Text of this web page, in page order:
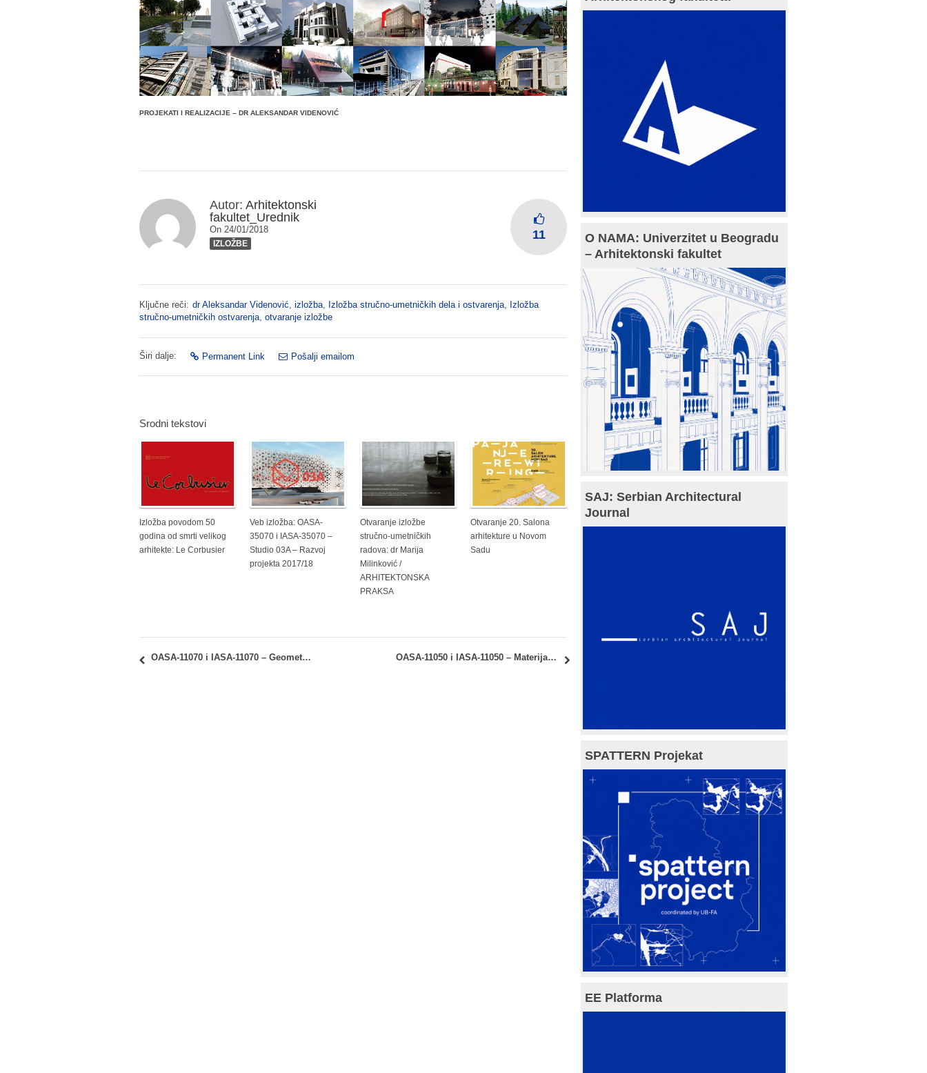
PROJEKATI I REALIZACIJE – DR ALEKSANDAR VIDENOVIĆ
Autor: Arhitektonski
fakultet_Urednik
On 24/01/2018
IZLOŽBE
11
Ključne reči: dr Aleksandar Videnović, izložba, Izložba stručno-umetničkih dela i ostvarenja, Izložba
stručno-umetničkih ostvarenja, otvaranje izložbe
Širi dalje: Permanent Link Pošalji emailom
Srodni tekstovi
Izložba povodom 50
godina od smrti velikog
arhitekte: Le Corbusier
Veb izložba: OASA-
35070 i IASA-35070 –
Studio 03A – Razvoj
projekta 2017/18
Otvaranje izložbe
stručno-umetničkih
radova: dr Marija
Milinković /
ARHITEKTONSKA
PRAKSA
Otvaranje 20. Salona
arhitekture u Novom
Sadu
OASA-11070 i IASA-11070 – Geometrija oblika 1: polaganje naknadnih kolokvijuma OASA-11050 i IASA-11050 – Materijali i fizika zgrada: naknadni kolokvijum i uvid u rezultate predispitnih aktivnosti i drugog kolokvijuma
O NAMA: Univerzitet u Beogradu
– Arhitektonski fakultet
SAJ: Serbian Architectural
Journal
SPATTERN Projekat
EE Platforma